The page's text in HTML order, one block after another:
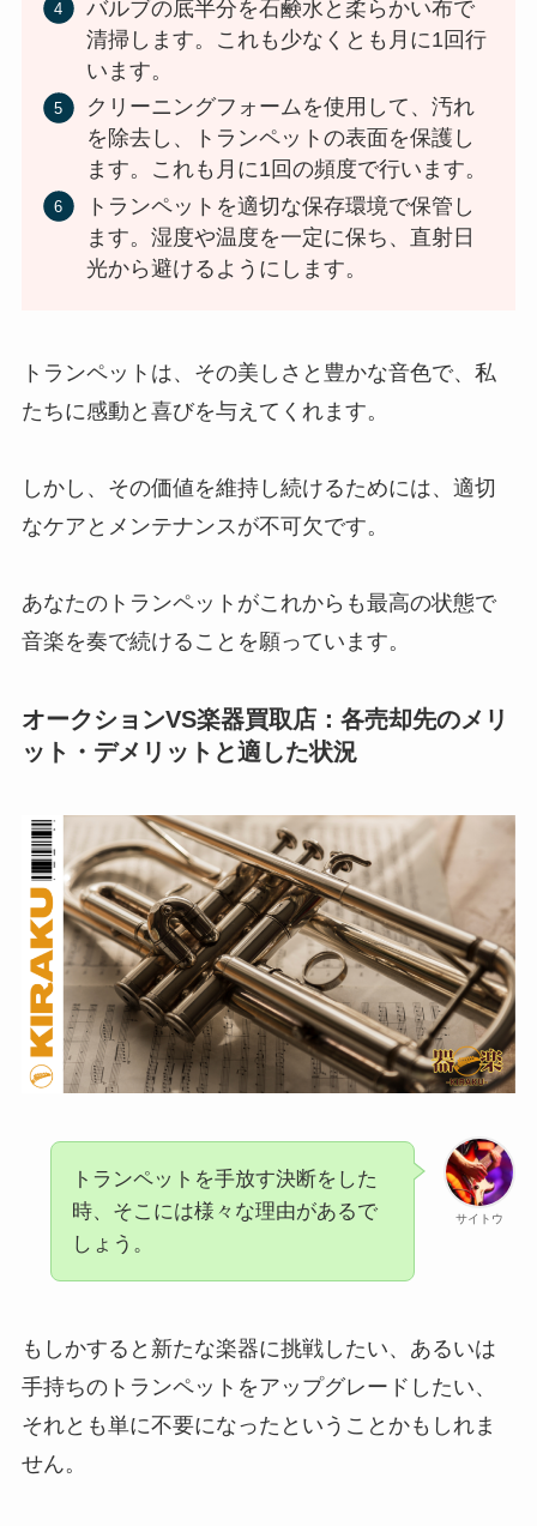
バルブの底半分を石鹸水と柔らかい布で
清掃します。これも少なくとも月に1回行
います。
クリーニングフォームを使用して、汚れ
を除去し、トランペットの表面を保護し
ます。これも月に1回の頻度で行います。
トランペットを適切な保存環境で保管し
ます。湿度や温度を一定に保ち、直射日
光から避けるようにします。
トランペットは、その美しさと豊かな音色で、私
たちに感動と喜びを与えてくれます。
しかし、その価値を維持し続けるためには、適切
なケアとメンテナンスが不可欠です。
あなたのトランペットがこれからも最高の状態で
音楽を奏で続けることを願っています。
オークションVS楽器買取店：各売却先のメリ
ット・デメリットと適した状況
サイトウ
トランペットを手放す決断をした
時、そこには様々な理由があるで
しょう。
もしかすると新たな楽器に挑戦したい、あるいは
手持ちのトランペットをアップグレードしたい、
それとも単に不要になったということかもしれま
せん。